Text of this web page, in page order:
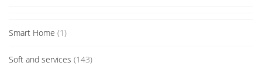
Smart Home (1)
Soft and services (143)